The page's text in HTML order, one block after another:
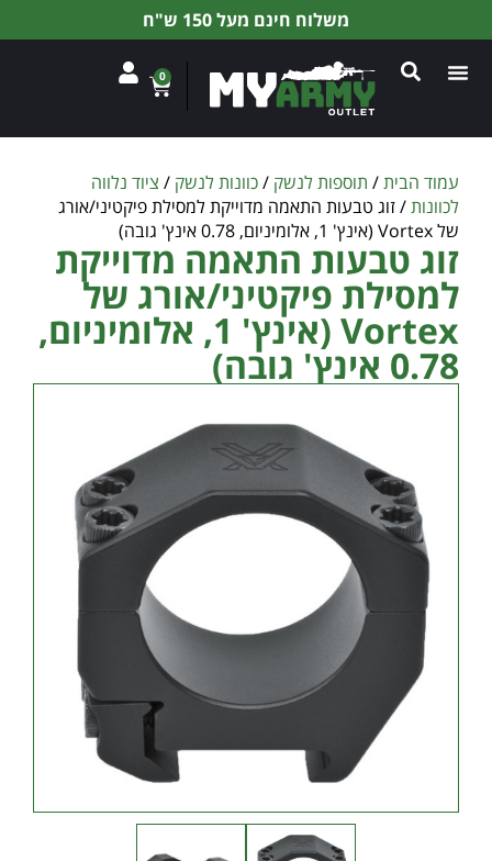
משלוח חינם מעל 150 ש"ח
0
עמוד הבית/ תוספות לנשק /כוונות לנשק / ציוד נלווה
לכוונות/ זוג טבעות התאמה מדוייקת למסילת פיקטיני/אורג
של Vortex (אינץ' 1, אלומיניום, 0.78 אינץ' גובה)
זוג טבעות התאמה מדוייקת
למסילת פיקטיני/אורג של
Vortex (אינץ' 1, אלומיניום,
0.78 אינץ' גובה)